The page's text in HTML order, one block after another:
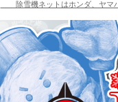
除雪機ネットはホンダ、ヤマハ